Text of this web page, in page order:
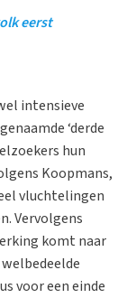
eerst
intensieve
‘derde
hun
Koopmans,
vluchtelingen
Vervolgens
komt naar
voor een einde